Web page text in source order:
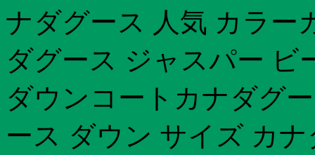
ナダグース 人気 カラー
ダグース ジャスパー ビ
ダウンコートカナダグ
ース ダウン サイズ カ